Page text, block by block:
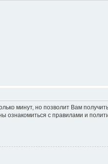
минут, но позволит Вам
ознакомиться с правилами и